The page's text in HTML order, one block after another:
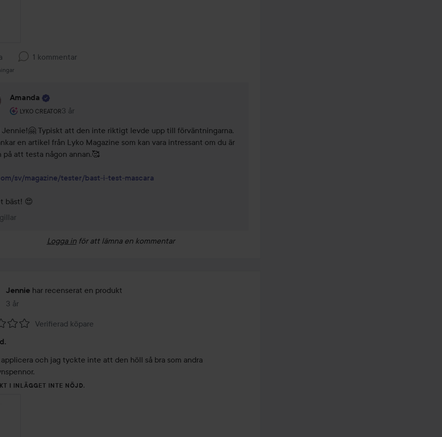
1 kommentar
Amanda
LYKO CREATOR
Användarens roll: Lyko Creator.
3 år
Kommentaren lades 3 år
Jennie!🤗 Typiskt att den inte riktigt levde upp till förväntningarna.
en artikel från Lyko Magazine som kan vara intressant om du är
på att testa någon annan.🥰
sv/magazine/tester/bast-i-test-mascara
bäst! 😍
Logga in för att lämna en kommentar
Jennie har recenserat en produkt
3 år
Inlägget skapades 3 år
Verifierad köpare
och jag tyckte inte att den höll så bra som andra
I INLÄGGET INTE NÖJD.